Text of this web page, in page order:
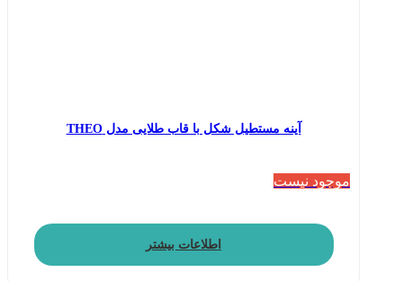
آینه مستطیل شکل با قاب طلایی مدل THEO
موجود نیست
اطلاعات بیشتر